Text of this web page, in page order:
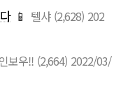
📱 텔샤 (2,628) 202
보우!! (2,664) 2022/03/